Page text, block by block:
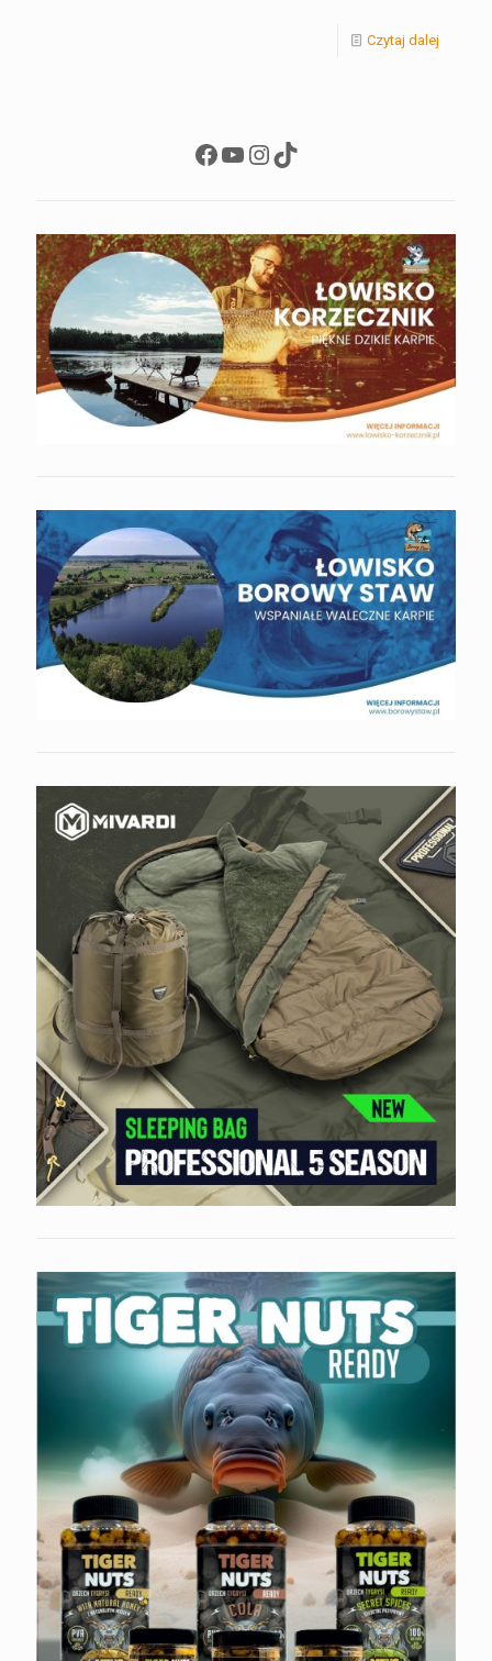
Czytaj dalej
Facebook
YouTube
Instagram
TikTok